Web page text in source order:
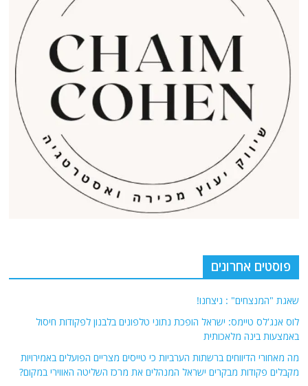
פוסטים אחרונים
שאגת "המנצחים" : ניצחנו!
לוס אנג'לס טיימס: ישראל הופכת נתוני טלפונים בלבנון לפקודות חיסול
באמצעות בינה מלאכותית
מה מאחורי הדיווחים ברשתות הערביות כי טייסים מצריים הפועלים באמירויות
מקבלים פקודות מבקרים ישראל המנהלים את מרכז השליטה האווירי במקום?